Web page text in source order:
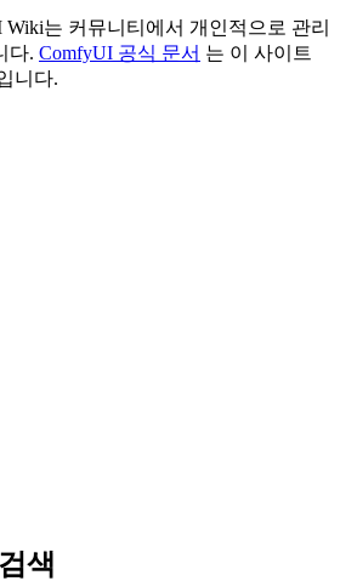
Wiki는 커뮤니티에서 개인적으로 관리
다. ComfyUI 공식 문서 는 이 사이트
니다.
색